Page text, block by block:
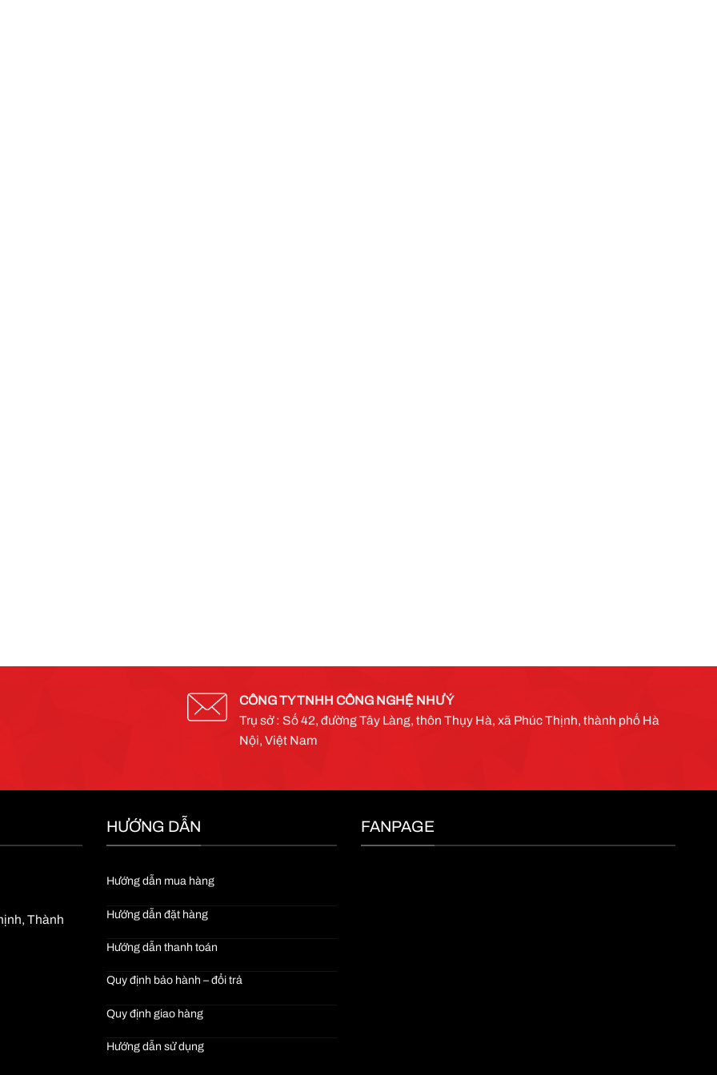
CÔNG TY TNHH CÔNG NGHỆ NHƯ Ý
Trụ sở : Số 42, đường Tây Làng, thôn Thụy Hà, xã Phúc Thịnh, thành phố Hà
Nội, Việt Nam
Thành
HƯỚNG DẪN
Hướng dẫn mua hàng
Hướng dẫn đặt hàng
Hướng dẫn thanh toán
Quy định bảo hành – đổi trả
Quy định giao hàng
Hướng dẫn sử dụng
FANPAGE